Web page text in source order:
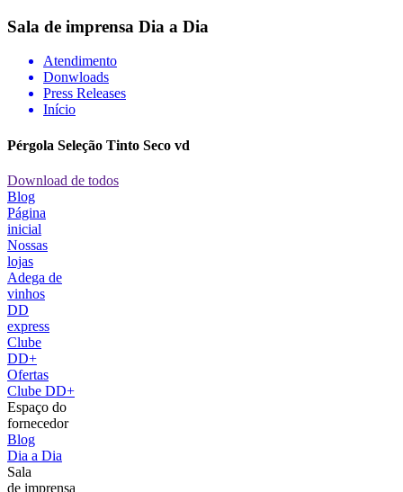
Sala de imprensa Dia a Dia
Atendimento
Donwloads
Press Releases
Início
Pérgola Seleção Tinto Seco vd
Download de todos
Blog
Página
inicial
Nossas
lojas
Adega de
vinhos
DD
express
Clube
DD+
Ofertas
Clube DD+
Espaço do
fornecedor
Blog
Dia a Dia
Sala
de imprensa